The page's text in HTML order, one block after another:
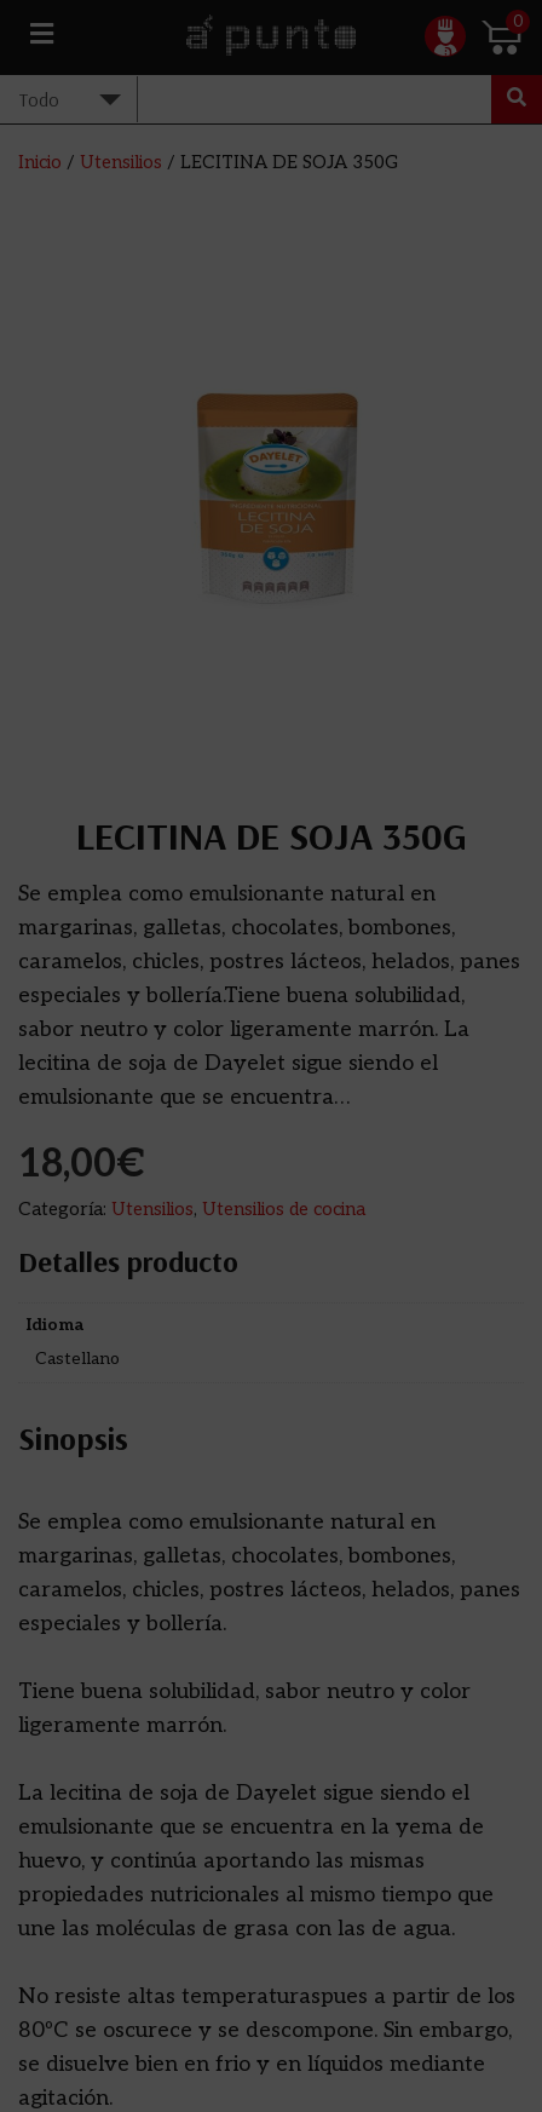
0
Inicio / Utensilios / LECITINA DE SOJA 350G
LECITINA DE SOJA 350G
Se emplea como emulsionante natural en
margarinas, galletas, chocolates, bombones,
caramelos, chicles, postres lácteos, helados, panes
especiales y bollería.Tiene buena solubilidad,
sabor neutro y color ligeramente marrón. La
lecitina de soja de Dayelet sigue siendo el
emulsionante que se encuentra…
18,00€
Categoría: Utensilios, Utensilios de cocina
Detalles producto
Idioma
Castellano
Sinopsis
Se emplea como emulsionante natural en
margarinas, galletas, chocolates, bombones,
caramelos, chicles, postres lácteos, helados, panes
especiales y bollería.
Tiene buena solubilidad, sabor neutro y color
ligeramente marrón.
La lecitina de soja de Dayelet sigue siendo el
emulsionante que se encuentra en la yema de
huevo, y continúa aportando las mismas
propiedades nutricionales al mismo tiempo que
une las moléculas de grasa con las de agua.
No resiste altas temperaturaspues a partir de los
80ºC se oscurece y se descompone. Sin embargo,
se disuelve bien en frio y en líquidos mediante
agitación.